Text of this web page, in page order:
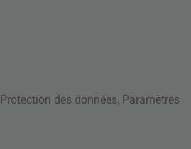
Protection des données, Paramètres